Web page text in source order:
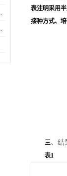
表注明采用
接种方式、
三、结
表1